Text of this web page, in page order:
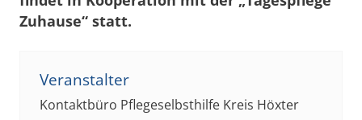
Zuhause“ statt.
Veranstalter
Kontaktbüro Pflegeselbsthilfe Kreis Höxter